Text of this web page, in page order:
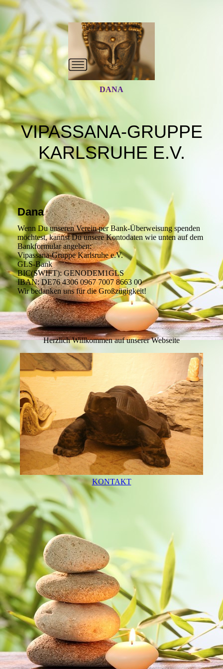
DANA
VIPASSANA-GRUPPE
KARLSRUHE E.V.
Dana
Wenn Du unseren Verein per Bank-Überweisung spenden
möchtest, kannst Du unsere Kontodaten wie unten auf dem
Bankformular angeben:
Vipassana-Gruppe Karlsruhe e.V.
GLS-Bank
BIC(SWIFT): GENODEM1GLS
IBAN: DE76 4306 0967 7007 8663 00
Wir bedanken uns für die Großzügigkeit!
Herzlich Willkommen auf unserer Webseite
KONTAKT